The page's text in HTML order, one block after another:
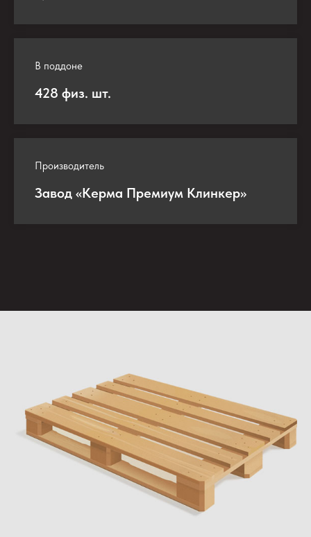
В поддоне
428 физ. шт.
Производитель
Завод «Керма Премиум Клинкер»